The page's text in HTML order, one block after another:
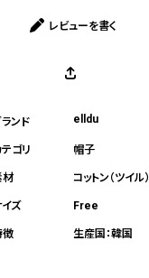
レビューを書く
elldu
帽子
コットン（ツイル）
Free
生産国：韓国